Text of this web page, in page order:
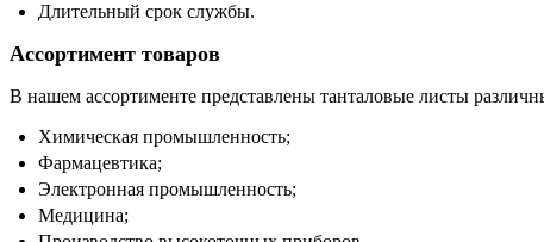
Длительный срок службы.
Ассортимент товаров
В нашем ассортименте представлены танталовые листы
Химическая промышленность;
Фармацевтика;
Электронная промышленность;
Медицина;